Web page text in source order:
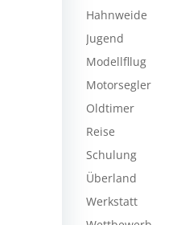
Hahnweide
Jugend
Modellfllug
Motorsegler
Oldtimer
Reise
Schulung
Überland
Werkstatt